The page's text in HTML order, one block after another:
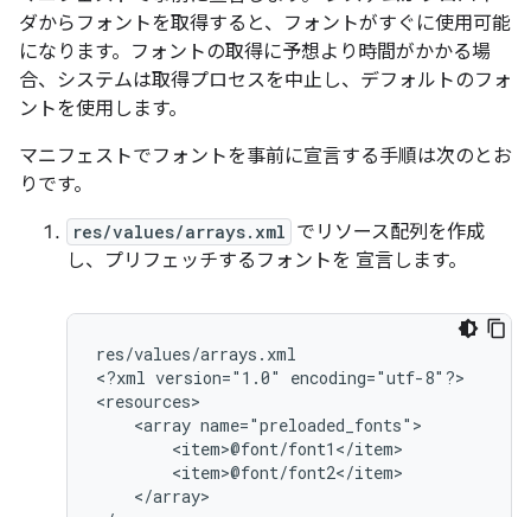
ダからフォントを取得すると、フォントがすぐに使用可能
になります。フォントの取得に予想より時間がかかる場
合、システムは取得プロセスを中止し、デフォルトのフォ
ントを使用します。
マニフェストでフォントを事前に宣言する手順は次のとお
りです。
res/values/arrays.xml でリソース配列を作成
し、プリフェッチするフォントを 宣言します。
res/values/arrays.xml
<?xml version="1.0"
encoding="utf-8"?>
<array
</array>